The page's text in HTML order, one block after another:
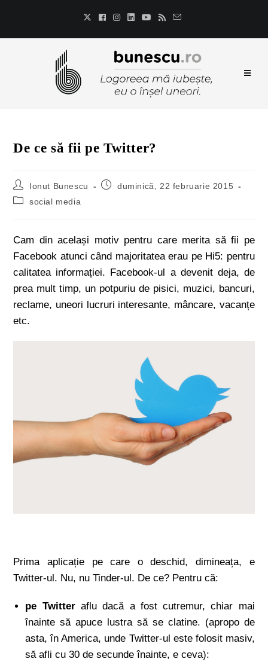
De ce să fii pe Twitter?
Ionut Bunescu
duminică, 22 februarie 2015
social media
Cam din același motiv pentru care merita să fii pe
Facebook atunci când majoritatea erau pe Hi5: pentru
calitatea informației. Facebook-ul a devenit deja, de
prea mult timp, un potpuriu de pisici, muzici, bancuri,
reclame, uneori lucruri interesante, mâncare, vacanțe
etc.
Prima aplicație pe care o deschid, dimineața, e
Twitter-ul. Nu, nu Tinder-ul. De ce? Pentru că:
pe Twitteraflu dacă a fost cutremur, chiar mai
înainte să apuce lustra să se clatine. (apropo de
asta, în America, unde Twitter-ul este folosit masiv,
să afli cu 30 de secunde înainte, e ceva):